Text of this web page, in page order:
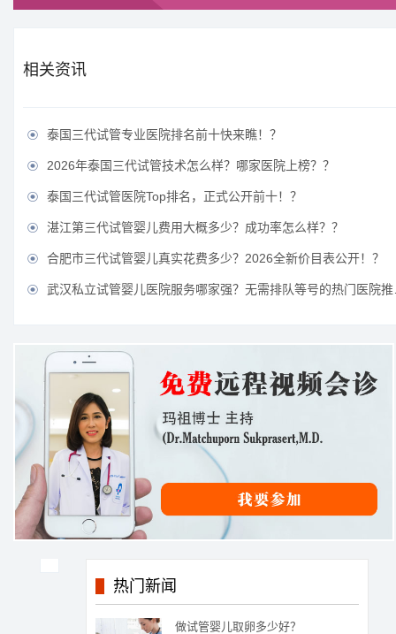
相关资讯
 泰国三代试管专业医院排名前十快来瞧！？
 2026年泰国三代试管技术怎么样？哪家医院上榜？？
 泰国三代试管医院Top排名，正式公开前十！？
 湛江第三代试管婴儿费用大概多少？成功率怎么样？？
 合肥市三代试管婴儿真实花费多少？2026全新价目表公开！？
 武汉私立试管婴儿医院服务哪家强？无需排队等号的热门医院推荐？
热门新闻
做试管婴儿取卵多少好？